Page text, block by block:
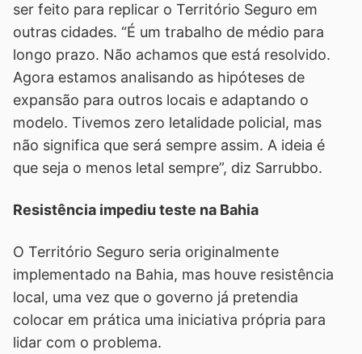
ser feito para replicar o Território Seguro em
outras cidades. “É um trabalho de médio para
longo prazo. Não achamos que está resolvido.
Agora estamos analisando as hipóteses de
expansão para outros locais e adaptando o
modelo. Tivemos zero letalidade policial, mas
não significa que será sempre assim. A ideia é
que seja o menos letal sempre”, diz Sarrubbo.
Resistência impediu teste na Bahia
O Território Seguro seria originalmente
implementado na Bahia, mas houve resistência
local, uma vez que o governo já pretendia
colocar em prática uma iniciativa própria para
lidar com o problema.